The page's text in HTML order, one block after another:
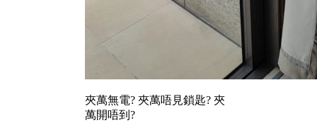
夾萬無電? 夾萬唔見鎖匙? 夾
萬開唔到?